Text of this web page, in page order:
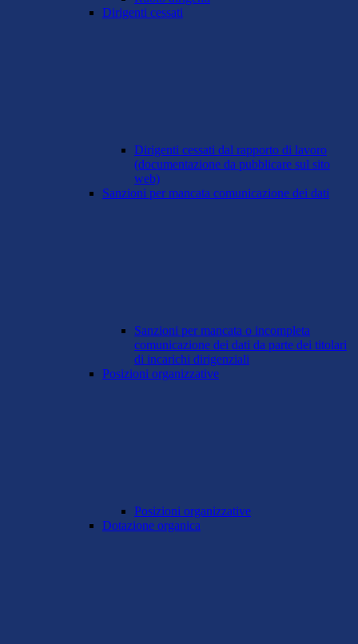
Dirigenti cessati
Dirigenti cessati dal rapporto di lavoro
(documentazione da pubblicare sul sito
web)
Sanzioni per mancata comunicazione dei dati
Sanzioni per mancata o incompleta
comunicazione dei dati da parte dei titolari
di incarichi dirigenziali
Posizioni organizzative
Posizioni organizzative
Dotazione organica